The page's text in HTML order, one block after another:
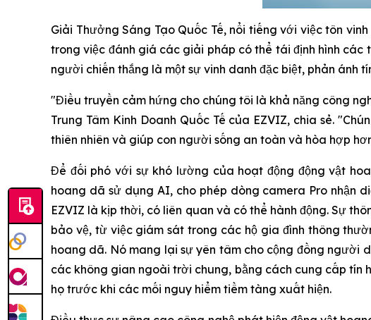
Giải Thưởng Sáng Tạo Quốc Tế, nổi tiếng với việc tôn
trong việc đánh giá các giải pháp có thể tái định hình
người chiến thắng là một sự vinh danh đặc biệt, phản ánh
"Điều truyền cảm hứng cho chúng tôi là khả năng công
Trung Tâm Kinh Doanh Quốc Tế của EZVIZ, chia sẻ.
thiên nhiên và giúp con người sống an toàn và hòa hợp
Để đối phó với sự khó lường của hoạt động động vật
hoang dã sử dụng AI, cho phép dòng camera Pro nhận
EZVIZ là kịp thời, có liên quan và có thể hành động. Sự
bảo vệ, từ việc giám sát trong các hộ gia đình thông
hoang dã. Nó mang lại sự yên tâm cho cộng đồng người
các không gian ngoài trời chung, bằng cách cung cấp tín
họ trước khi các mối nguy hiểm tiềm tàng xuất hiện.